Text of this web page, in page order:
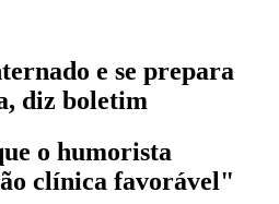
e se prepara
diz boletim
o humorista
clínica favorável"